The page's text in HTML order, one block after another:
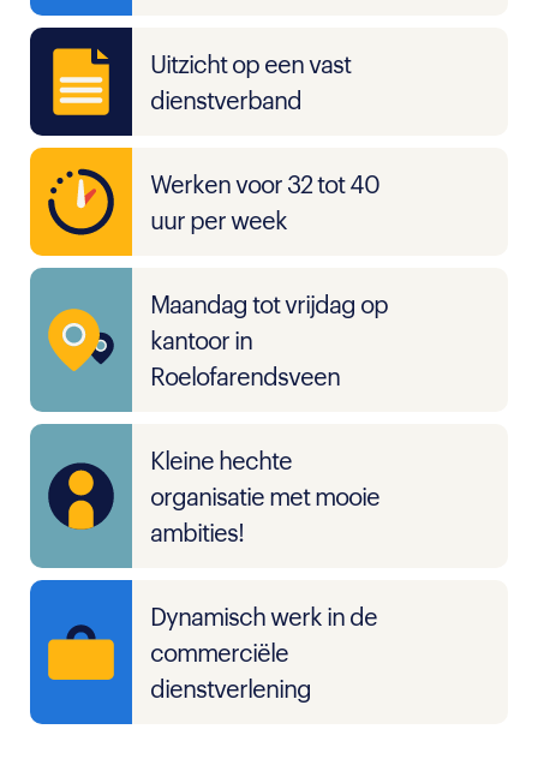
Uitzicht op een vast
dienstverband
Werken voor 32 tot 40
uur per week
Maandag tot vrijdag op
kantoor in
Roelofarendsveen
Kleine hechte
organisatie met mooie
ambities!
Dynamisch werk in de
commerciële
dienstverlening